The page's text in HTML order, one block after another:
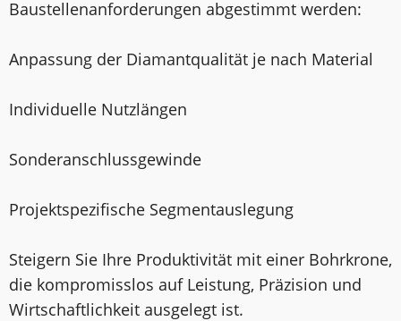
Baustellenanforderungen abgestimmt werden:
Anpassung der Diamantqualität je nach Material
Individuelle Nutzlängen
Sonderanschlussgewinde
Projektspezifische Segmentauslegung
Steigern Sie Ihre Produktivität mit einer Bohrkrone,
die kompromisslos auf Leistung, Präzision und
Wirtschaftlichkeit ausgelegt ist.